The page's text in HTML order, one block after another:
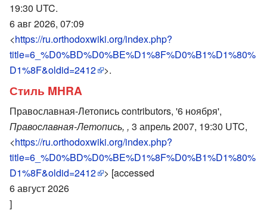
19:30 UTC.
6 авг 2026, 07:09
<https://ru.orthodoxwiki.org/index.php?
title=6_%D0%BD%D0%BE%D1%8F%D0%B1%D1%80%
D1%8F&oldid=2412
>.
Стиль MHRA
Православная-Летопись contributors, '6 ноября',
Православная-Летопись, , 3 апрель 2007, 19:30 UTC,
<https://ru.orthodoxwiki.org/index.php?
title=6_%D0%BD%D0%BE%D1%8F%D0%B1%D1%80%
D1%8F&oldid=2412
> [accessed
6 август 2026
]